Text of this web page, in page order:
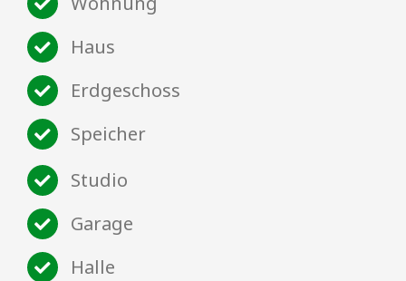
Haus
Erdgeschoss
Speicher
Studio
Garage
Halle